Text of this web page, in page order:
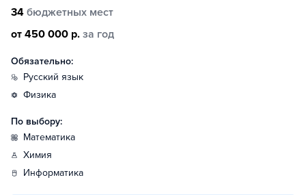
34 бюджетных мест
от 450 000 р. за год
Обязательно:
русский язык
физика
По выбору:
математика
химия
информатика